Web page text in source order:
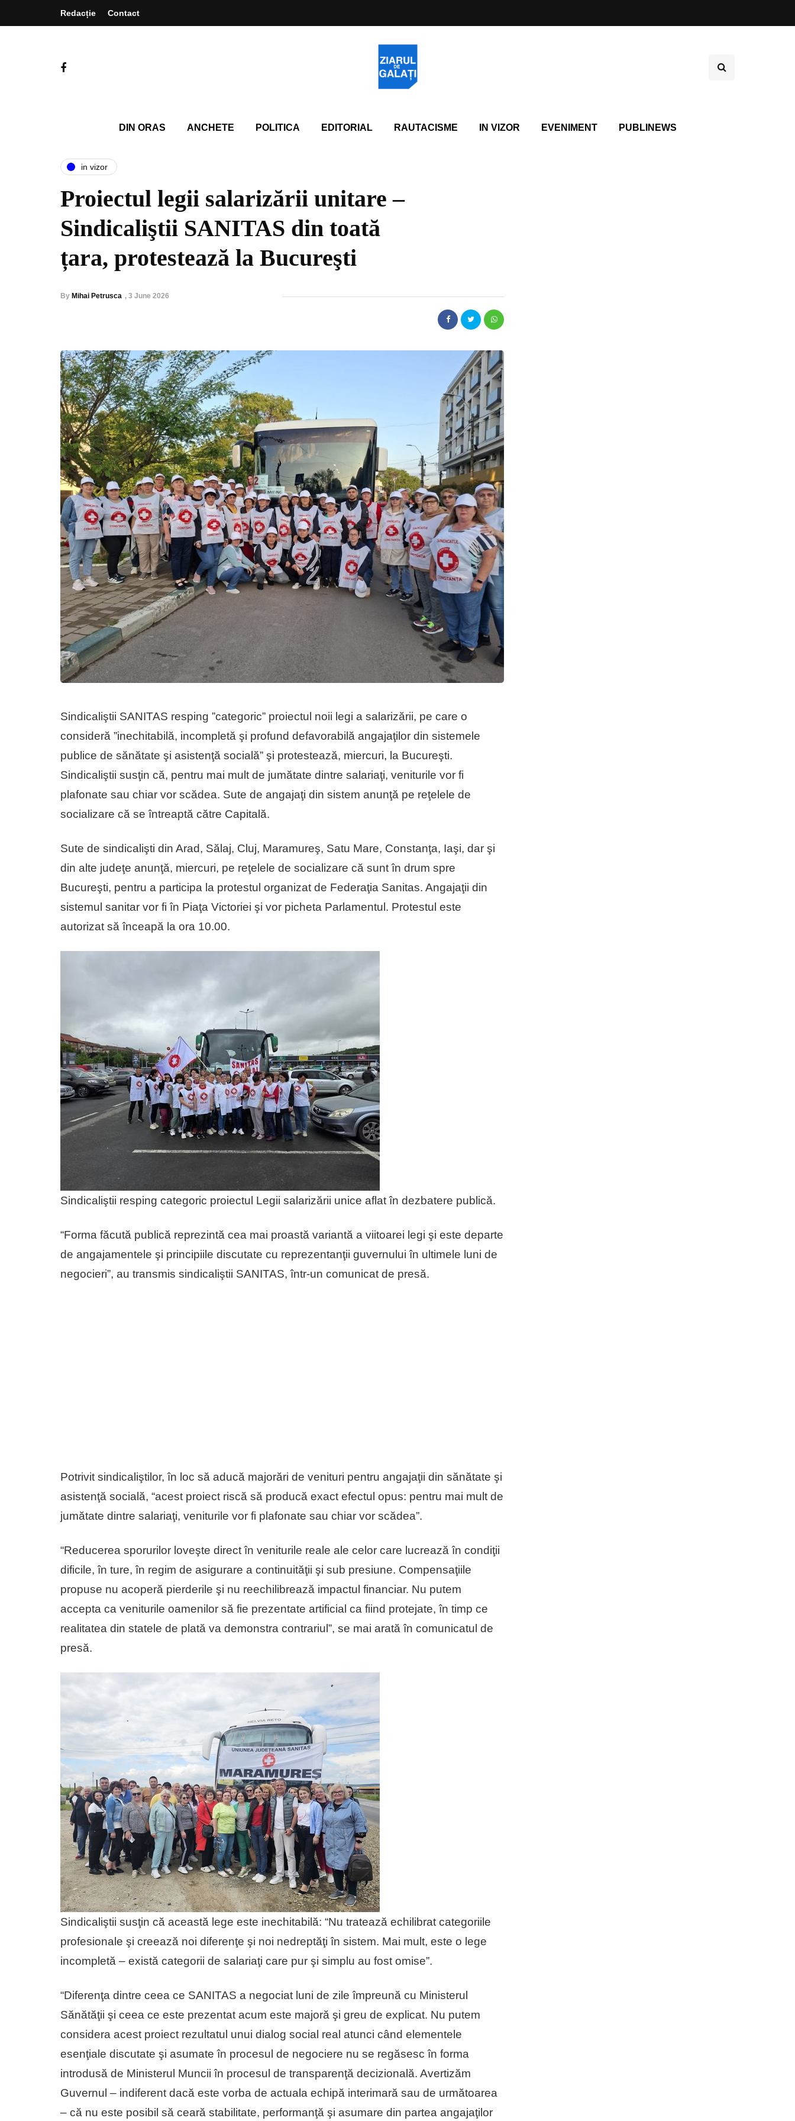
Redacție Contact
DIN ORAS ANCHETE POLITICA EDITORIAL RAUTACISME IN VIZOR EVENIMENT PUBLINEWS
in vizor
Proiectul legii salarizării unitare –
Sindicaliştii SANITAS din toată
țara, protestează la Bucureşti
By Mihai Petrusca , 3 June 2026
Sindicaliştii SANITAS resping ”categoric” proiectul noii legi a salarizării, pe care o
consideră ”inechitabilă, incompletă şi profund defavorabilă angajaţilor din sistemele
publice de sănătate şi asistenţă socială” şi protestează, miercuri, la Bucureşti.
Sindicaliştii susţin că, pentru mai mult de jumătate dintre salariaţi, veniturile vor fi
plafonate sau chiar vor scădea. Sute de angajaţi din sistem anunţă pe reţelele de
socializare că se întreaptă către Capitală.
Sute de sindicalişti din Arad, Sălaj, Cluj, Maramureş, Satu Mare, Constanţa, Iaşi, dar şi
din alte judeţe anunţă, miercuri, pe reţelele de socializare că sunt în drum spre
Bucureşti, pentru a participa la protestul organizat de Federaţia Sanitas. Angajaţii din
sistemul sanitar vor fi în Piaţa Victoriei şi vor picheta Parlamentul. Protestul este
autorizat să înceapă la ora 10.00.
Sindicaliştii resping categoric proiectul Legii salarizării unice aflat în dezbatere publică.
“Forma făcută publică reprezintă cea mai proastă variantă a viitoarei legi şi este departe
de angajamentele şi principiile discutate cu reprezentanţii guvernului în ultimele luni de
negocieri”, au transmis sindicaliştii SANITAS, într-un comunicat de presă.
Potrivit sindicaliştilor, în loc să aducă majorări de venituri pentru angajaţii din sănătate şi
asistenţă socială, “acest proiect riscă să producă exact efectul opus: pentru mai mult de
jumătate dintre salariaţi, veniturile vor fi plafonate sau chiar vor scădea”.
“Reducerea sporurilor loveşte direct în veniturile reale ale celor care lucrează în condiţii
dificile, în ture, în regim de asigurare a continuităţii şi sub presiune. Compensaţiile
propuse nu acoperă pierderile şi nu reechilibrează impactul financiar. Nu putem
accepta ca veniturile oamenilor să fie prezentate artificial ca fiind protejate, în timp ce
realitatea din statele de plată va demonstra contrariul”, se mai arată în comunicatul de
presă.
Sindicaliştii susţin că această lege este inechitabilă: “Nu tratează echilibrat categoriile
profesionale şi creează noi diferenţe şi noi nedreptăţi în sistem. Mai mult, este o lege
incompletă – există categorii de salariaţi care pur şi simplu au fost omise”.
“Diferenţa dintre ceea ce SANITAS a negociat luni de zile împreună cu Ministerul
Sănătăţii şi ceea ce este prezentat acum este majoră şi greu de explicat. Nu putem
considera acest proiect rezultatul unui dialog social real atunci când elementele
esenţiale discutate şi asumate în procesul de negociere nu se regăsesc în forma
introdusă de Ministerul Muncii în procesul de transparenţă decizională. Avertizăm
Guvernul – indiferent dacă este vorba de actuala echipă interimară sau de următoarea
– că nu este posibil să ceară stabilitate, performanţă şi asumare din partea angajaţilor